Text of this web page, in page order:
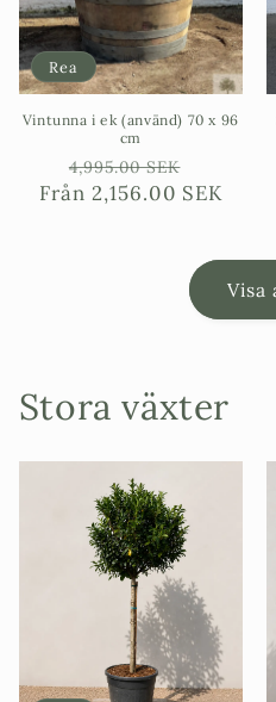
Rea
Vintunna i ek (använd) 70 x 96
cm
Ordinarie
pris
4,995.00 SEK
Från2,156.00 SEK
Visa
Stora växter